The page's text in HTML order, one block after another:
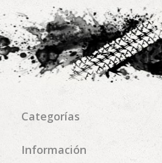
Categorías
Información